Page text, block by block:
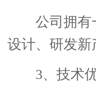
公司拥有
设计、研发
3、技术